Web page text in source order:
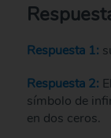
Respuesta 1:
Respuesta 2:
símbolo de
en dos ceros.